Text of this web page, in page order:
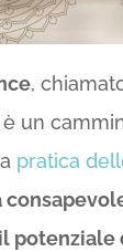
,
è un
pratica
potenziale